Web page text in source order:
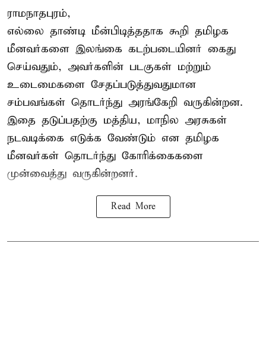
ராமநாதபுரம்,
எல்லை தாண்டி மீன்பிடித்ததாக கூறி தமிழக
மீனவர்களை இலங்கை கடற்படையினர் கைது
செய்வதும், அவர்களின் படகுகள் மற்றும்
உடைமைகளை சேதப்படுத்துவதுமான
சம்பவங்கள் தொடர்ந்து அரங்கேறி வருகின்றன.
இதை தடுப்பதற்கு மத்திய, மாநில அரசுகள்
நடவடிக்கை எடுக்க வேண்டும் என தமிழக
மீனவர்கள் தொடர்ந்து கோரிக்கைகளை
முன்வைத்து வருகின்றனர்.
Read More